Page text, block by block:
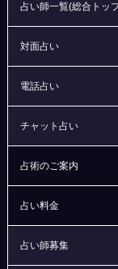
占い師一覧(総合トッ
対面占い
電話占い
チャット占い
占術のご案内
占い料金
占い師募集